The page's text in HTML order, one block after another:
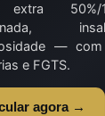
50%/
—
e FGTS.
agora →